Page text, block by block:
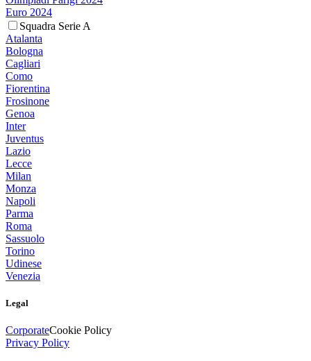
Euro 2024
Squadra Serie A
Atalanta
Bologna
Cagliari
Como
Fiorentina
Frosinone
Genoa
Inter
Juventus
Lazio
Lecce
Milan
Monza
Napoli
Parma
Roma
Sassuolo
Torino
Udinese
Venezia
Legal
CorporateCookie Policy
Privacy Policy